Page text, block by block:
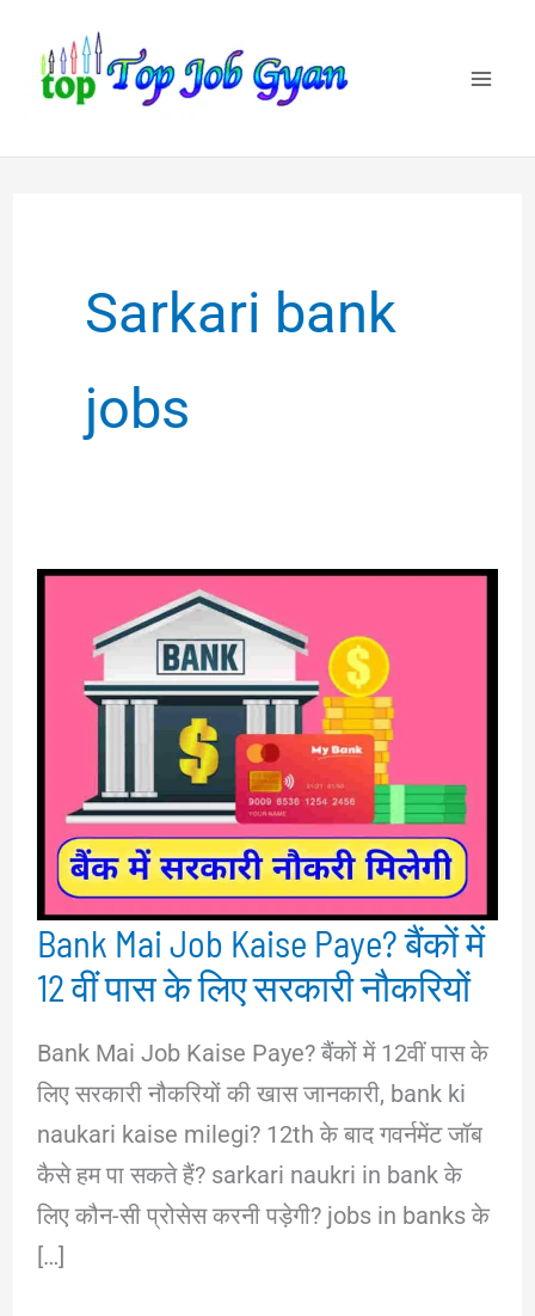
content
Sarkari bank
jobs
Bank Mai Job Kaise Paye? बैंकों में
12 वीं पास के लिए सरकारी नौकरियों
Bank Mai Job Kaise Paye? बैंकों में 12वीं पास के
लिए सरकारी नौकरियों की खास जानकारी, bank ki
naukari kaise milegi? 12th के बाद गवर्नमेंट जॉब
कैसे हम पा सकते हैं? sarkari naukri in bank के
लिए कौन-सी प्रोसेस करनी पड़ेगी? jobs in banks के
[…]